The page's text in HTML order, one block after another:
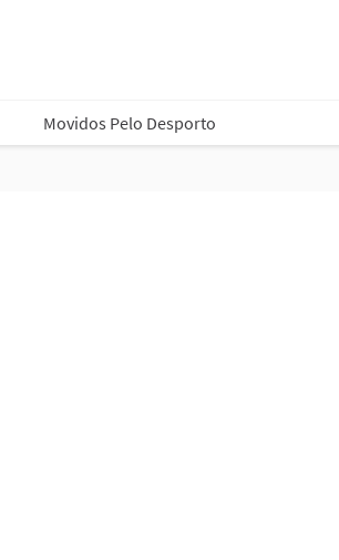
Movidos Pelo Desporto